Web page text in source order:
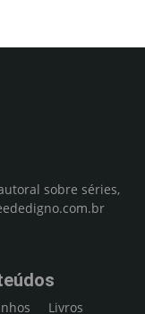
sobre séries,
Livros